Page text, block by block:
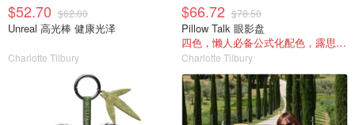
$52.70 $62.00
Unreal 高光棒 健康光泽
Charlotte Tilbury
$66.72 $78.50
Pillow Talk 眼影盘
四色，懒人必备公式化配色，露思超爱！
Charlotte Tilbury